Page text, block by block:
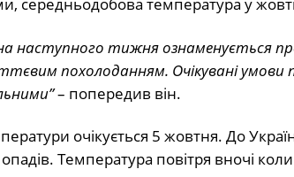
середньодобова температура у
наступного тижня ознаменується
похолоданням. Очікувані умови
– попередив він.
очікується 5 жовтня. До
опадів. Температура повітря вночі